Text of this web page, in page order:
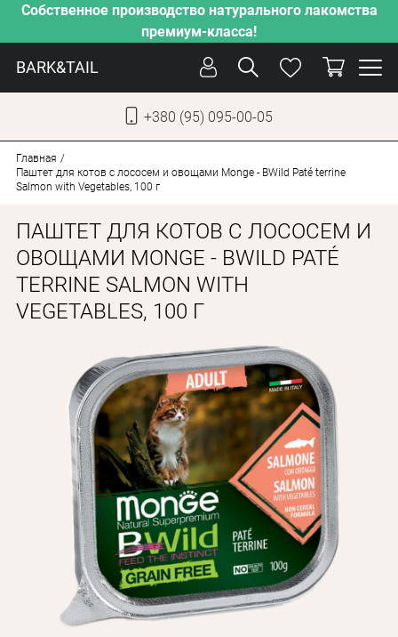
Собственное производство натурального лакомства
премиум-класса!
BARK&TAIL
+380 (95) 095-00-05
КОТЫ
ОТ ЖАРЫ
НАШЕ ПРОИЗВОДСТВО
АКЦИИ
О КОМПАНИИ
БЛОГ
Оплата и доставка
Программа лояльности
О Нас
Оптовым клиентам
Контакты
+380 (95) 095-00-05
Главная
Паштет для котов с лососем и овощами Monge - BWild Paté terrine
Salmon with Vegetables, 100 г
ПАШТЕТ ДЛЯ КОТОВ С ЛОСОСЕМ И
ОВОЩАМИ MONGE - BWILD PATÉ
TERRINE SALMON WITH
VEGETABLES, 100 Г